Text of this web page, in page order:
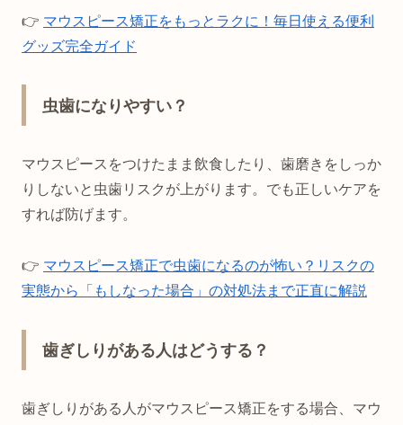
👉 マウスピース矯正をもっとラクに！毎日使える便利
グッズ完全ガイド
虫歯になりやすい？
マウスピースをつけたまま飲食したり、歯磨きをしっか
りしないと虫歯リスクが上がります。でも正しいケアを
すれば防げます。
👉 マウスピース矯正で虫歯になるのが怖い？リスクの
実態から「もしなった場合」の対処法まで正直に解説
歯ぎしりがある人はどうする？
歯ぎしりがある人がマウスピース矯正をする場合、マウ